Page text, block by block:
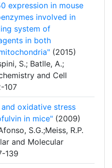
expression in mouse
involved in
system of
in both
(2015)
S.; Batlle, A.;
and Cell
107
oxidative stress
in mice" (2009)
S.G.;Meiss, R.P.
and Molecular
139